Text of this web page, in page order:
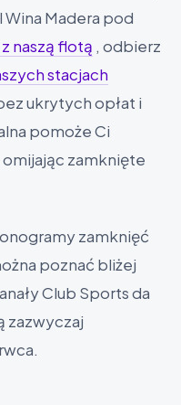
Madera pod
naszą flotą , odbierz
stacjach
ukrytych opłat i
pomoże Ci
zamknięte
zamknięć
poznać bliżej
Club Sports da
zazwyczaj